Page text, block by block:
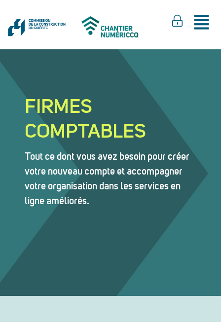
FIRMES
COMPTABLES
Tout ce dont vous avez besoin pour créer
votre nouveau compte et accompagner
votre organisation dans les services en
ligne améliorés.